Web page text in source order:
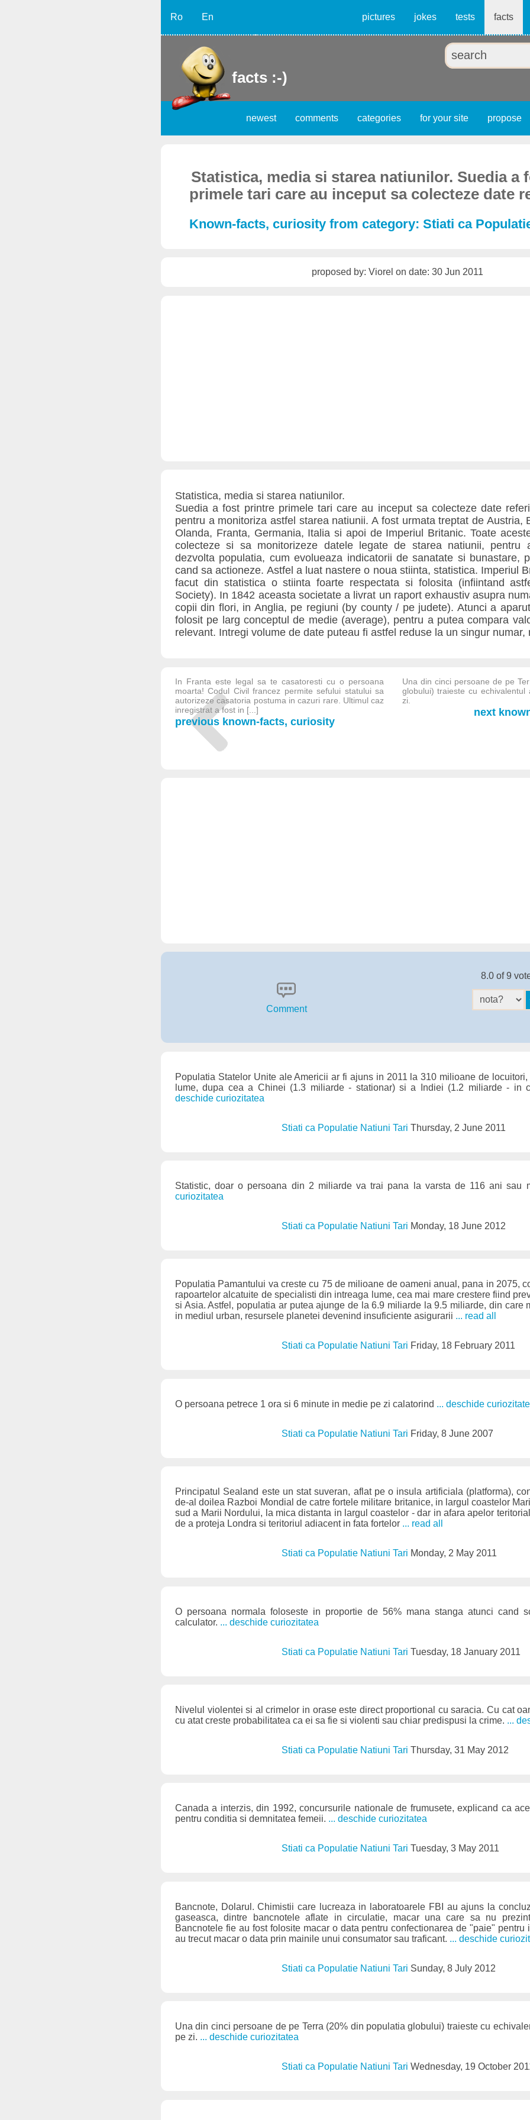
Ro En pictures jokes tests facts
facts :-)
newest comments categories for your site propose
Statistica, media si starea natiunilor. Suedia a
primele tari care au inceput sa colecteze date
Known-facts, curiosity from category: Stiati ca
proposed by: Viorel on date: 30 Jun 2011
Statistica, media si starea natiunilor.
Suedia a fost printre primele tari care au inceput sa colecteze date
pentru a monitoriza astfel starea natiunii. A fost urmata treptat de Austria,
Olanda, Franta, Germania, Italia si apoi de Imperiul Britanic. Toate
colecteze si sa monitorizeze datele legate de starea natiunii, pentru
dezvolta populatia, cum evolueaza indicatorii de sanatate si bunastare,
cand sa actioneze. Astfel a luat nastere o noua stiinta, statistica. Imperiul
facut din statistica o stiinta foarte respectata si folosita (infiintand
Society). In 1842 aceasta societate a livrat un raport exhaustiv asupra
copii din flori, in Anglia, pe regiuni (by county / pe judete). Atunci a
folosit pe larg conceptul de medie (average), pentru a putea compara
relevant. Intregi volume de date puteau fi astfel reduse la un singur numar,
In Franta este legal sa te casatoresti cu o persoana
moarta! Codul Civil francez permite sefului statului sa
autorizeze casatoria postuma in cazuri rare. Ultimul caz
inregistrat a fost in [...]
previous known-facts, curiosity
Una din cinci persoane de pe
globului) traieste cu
zi.
next
Comment
8.0 of 9
Populatia Statelor Unite ale Americii ar fi ajuns in 2011 la 310 milioane de
lume, dupa cea a Chinei (1.3 miliarde - stationar) si a Indiei (1.2 miliarde - in
deschide curiozitatea
Stiati ca Populatie Natiuni TariThursday, 2 June 2011
Statistic, doar o persoana din 2 miliarde va trai pana la varsta de 116 ani sau
curiozitatea
Stiati ca Populatie Natiuni Tari Monday, 18 June 2012
Populatia Pamantului va creste cu 75 de milioane de oameni anual, pana in 2075,
rapoartelor alcatuite de specialisti din intreaga lume, cea mai mare crestere fiind
si Asia. Astfel, populatia ar putea ajunge de la 6.9 miliarde la 9.5 miliarde, din care
in mediul urban, resursele planetei devenind insuficiente asigurarii ... read all
Stiati ca Populatie Natiuni Tari Friday, 18 February 2011
O persoana petrece 1 ora si 6 minute in medie pe zi calatorind ... deschide
Stiati ca Populatie Natiuni Tari Friday, 8 June 2007
Principatul Sealand este un stat suveran, aflat pe o insula artificiala (platforma),
de-al doilea Razboi Mondial de catre fortele militare britanice, in largul coastelor
sud a Marii Nordului, la mica distanta in largul coastelor - dar in afara apelor
de a proteja Londra si teritoriul adiacent in fata fortelor ... read all
Stiati ca Populatie Natiuni Tari Monday, 2 May 2011
O persoana normala foloseste in proportie de 56% mana stanga atunci cand
calculator. ... deschide curiozitatea
Stiati ca Populatie Natiuni TariTuesday, 18 January 2011
Nivelul violentei si al crimelor in orase este direct proportional cu saracia. Cu cat
cu atat creste probabilitatea ca ei sa fie si violenti sau chiar predispusi la crime. ...
Stiati ca Populatie Natiuni TariThursday, 31 May 2012
Canada a interzis, din 1992, concursurile nationale de frumusete, explicand ca
pentru conditia si demnitatea femeii. ... deschide curiozitatea
Stiati ca Populatie Natiuni TariTuesday, 3 May 2011
Bancnote, Dolarul. Chimistii care lucreaza in laboratoarele FBI au ajuns la
gaseasca, dintre bancnotele aflate in circulatie, macar una care sa nu
Bancnotele fie au fost folosite macar o data pentru confectionarea de "paie" pentru
au trecut macar o data prin mainile unui consumator sau traficant. ... deschide
Stiati ca Populatie Natiuni Tari Sunday, 8 July 2012
Una din cinci persoane de pe Terra (20% din populatia globului) traieste cu
pe zi. ... deschide curiozitatea
Stiati ca Populatie Natiuni TariWednesday, 19 October